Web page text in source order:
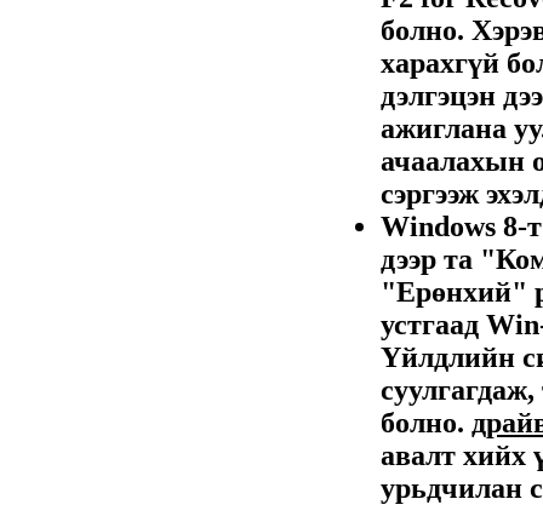
болно.
харахгүй
дэлгэцэн
ажиглана
ачаалахын
сэргээж
Windows 8-
дээр та
"Ерөнхий"
устгаад
Үйлдлийн
суулгагдаж,
болно.
авалт хийх
урьдчилан